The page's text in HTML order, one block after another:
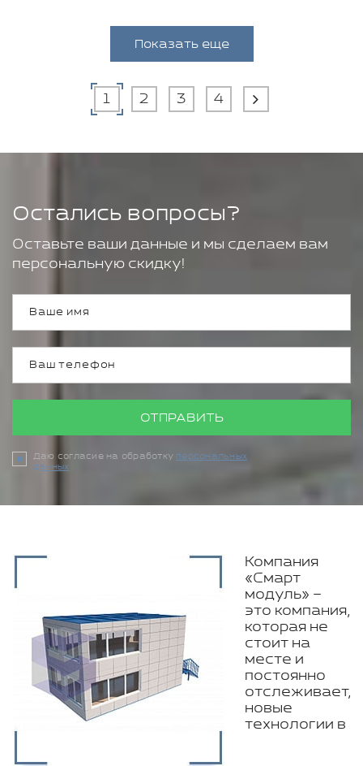
Показать еще
1 2 3 4
Остались вопросы?
Оставьте ваши данные и мы сделаем вам
персональную скидку!
ОТПРАВИТЬ
Даю согласие на обработку персональных
данных
Компания
«Смарт
модуль» –
это компания,
которая не
стоит на
месте и
постоянно
отслеживает,
новые
технологии в